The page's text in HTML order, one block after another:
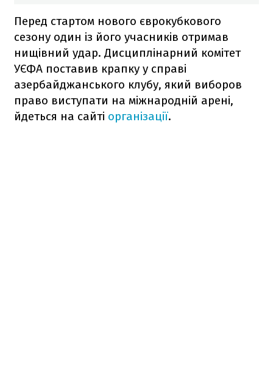
Перед стартом нового єврокубкового
сезону один із його учасників отримав
нищівний удар. Дисциплінарний комітет
УЄФА поставив крапку у справі
азербайджанського клубу, який виборов
право виступати на міжнародній арені,
йдеться на сайті організації.